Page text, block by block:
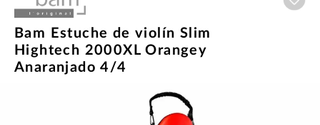
Bam Estuche de violín Slim
Hightech 2000XL Orangey
Anaranjado 4/4